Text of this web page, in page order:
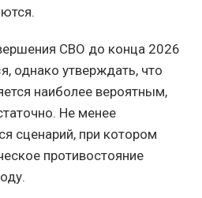
СВО до конца 2026
однако утверждать, что
наиболее вероятным,
Не менее
сценарий, при котором
противостояние